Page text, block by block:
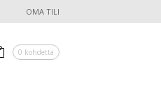
OMA TILI
0 kohdetta